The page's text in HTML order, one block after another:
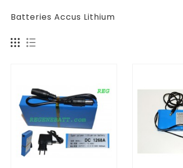
Batteries Accus Lithium